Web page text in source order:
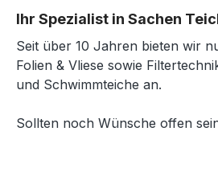
Ihr Spezialist in Sachen
Seit über 10 Jahren bieten wir
Folien & Vliese sowie
und Schwimmteiche an.
Sollten noch Wünsche offen